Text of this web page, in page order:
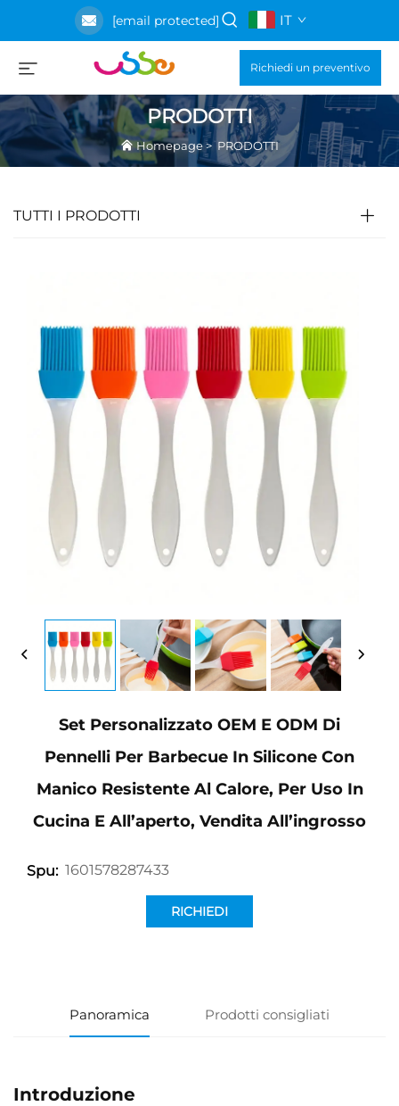
[email protected] IT
Richiedi un preventivo
PRODOTTI
Homepage>PRODOTTI
TUTTI I PRODOTTI
Set Personalizzato OEM E ODM Di
Pennelli Per Barbecue In Silicone Con
Manico Resistente Al Calore, Per Uso In
Cucina E All’aperto, Vendita All’ingrosso
Spu: 1601578287433
RICHIEDI
Panoramica Prodotti consigliati
Introduzione